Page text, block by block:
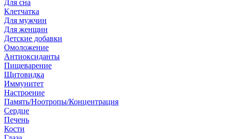
Для сна
Клетчатка
Для мужчин
Для женщин
Детские добавки
Омоложение
Антиоксиданты
Пищеварение
Щитовидка
Иммунитет
Настроение
Память/Ноотропы/Концентрация
Сердце
Печень
Кости